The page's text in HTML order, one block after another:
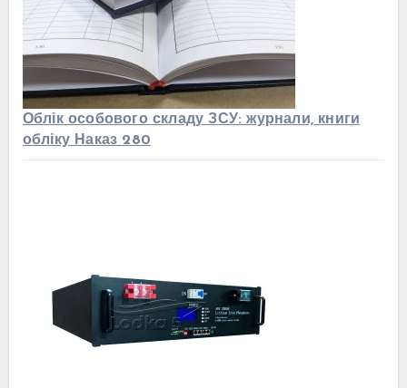
Облік особового складу ЗСУ: журнали, книги
обліку Наказ 280